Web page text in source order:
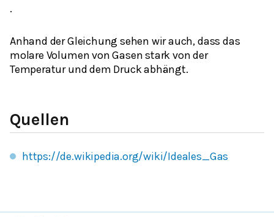
.
Anhand der Gleichung sehen wir auch, dass das
molare Volumen von Gasen stark von der
Temperatur und dem Druck abhängt.
Quellen
https://de.wikipedia.org/wiki/Ideales_Gas